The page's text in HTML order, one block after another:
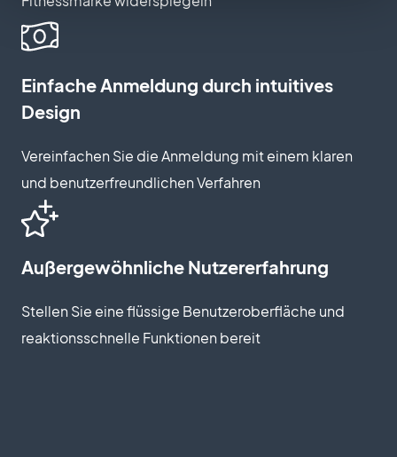
Einfache Anmeldung durch intuitives
Design
Vereinfachen Sie die Anmeldung mit einem klaren
und benutzerfreundlichen Verfahren
Außergewöhnliche Nutzererfahrung
Stellen Sie eine flüssige Benutzeroberfläche und
reaktionsschnelle Funktionen bereit